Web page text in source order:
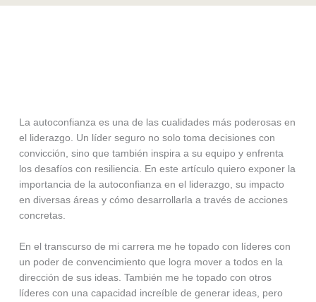
La autoconfianza es una de las cualidades más poderosas en
el liderazgo. Un líder seguro no solo toma decisiones con
convicción, sino que también inspira a su equipo y enfrenta
los desafíos con resiliencia. En este artículo quiero exponer la
importancia de la autoconfianza en el liderazgo, su impacto
en diversas áreas y cómo desarrollarla a través de acciones
concretas.
En el transcurso de mi carrera me he topado con líderes con
un poder de convencimiento que logra mover a todos en la
dirección de sus ideas. También me he topado con otros
líderes con una capacidad increíble de generar ideas, pero